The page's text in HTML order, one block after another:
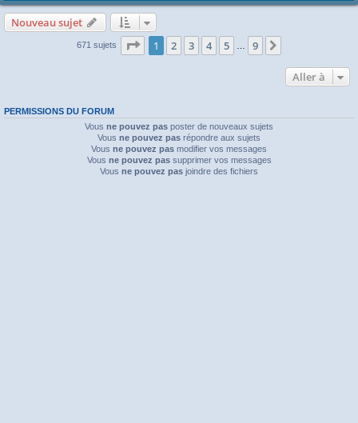
Nouveau sujet
671 sujets Page 1sur9
1 2 3 4 5 9
Aller à
PERMISSIONS DU FORUM
Vous ne pouvez pas poster de nouveaux sujets
Vous ne pouvez pas répondre aux sujets
Vous ne pouvez pas modifier vos messages
Vous ne pouvez passupprimer vos messages
Vous ne pouvez pas joindre des fichiers